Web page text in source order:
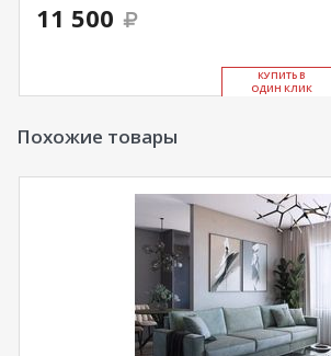
11 500
КУ­ПИТЬ В
ОДИН КЛИК
Похожие товары